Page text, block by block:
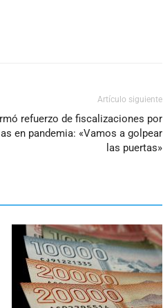
Artículo siguiente
refuerzo de fiscalizaciones por
en pandemia: «Vamos a golpear
las puertas»